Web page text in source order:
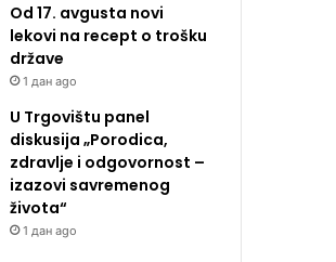
Od 17. avgusta novi
lekovi na recept o trošku
države
1 дан ago
U Trgovištu panel
diskusija „Porodica,
zdravlje i odgovornost –
izazovi savremenog
života“
1 дан ago